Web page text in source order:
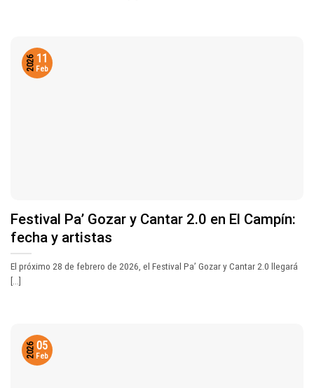
Festival Pa’ Gozar y Cantar 2.0 en El Campín:
fecha y artistas
El próximo 28 de febrero de 2026, el Festival Pa’ Gozar y Cantar 2.0 llegará
[...]
11
Feb
2026
05
Feb
2026